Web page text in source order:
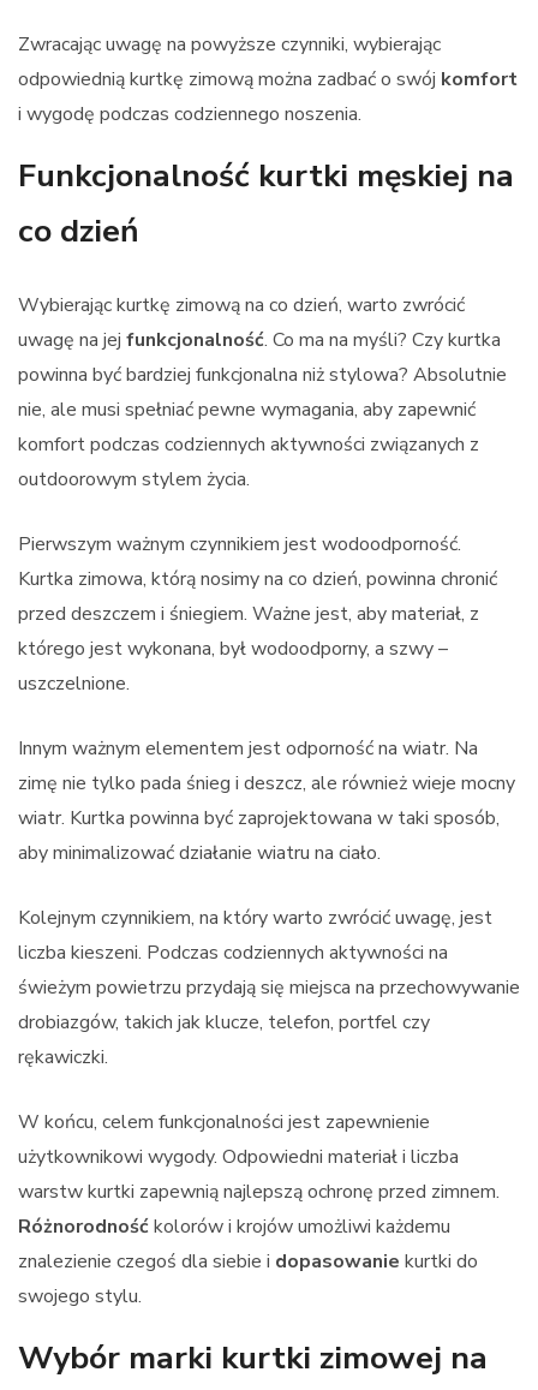
Zwracając uwagę na powyższe czynniki, wybierając
odpowiednią kurtkę zimową można zadbać o swój komfort
i wygodę podczas codziennego noszenia.
Funkcjonalność kurtki męskiej na
co dzień
Wybierając kurtkę zimową na co dzień, warto zwrócić
uwagę na jej funkcjonalność. Co ma na myśli? Czy kurtka
powinna być bardziej funkcjonalna niż stylowa? Absolutnie
nie, ale musi spełniać pewne wymagania, aby zapewnić
komfort podczas codziennych aktywności związanych z
outdoorowym stylem życia.
Pierwszym ważnym czynnikiem jest wodoodporność.
Kurtka zimowa, którą nosimy na co dzień, powinna chronić
przed deszczem i śniegiem. Ważne jest, aby materiał, z
którego jest wykonana, był wodoodporny, a szwy –
uszczelnione.
Innym ważnym elementem jest odporność na wiatr. Na
zimę nie tylko pada śnieg i deszcz, ale również wieje mocny
wiatr. Kurtka powinna być zaprojektowana w taki sposób,
aby minimalizować działanie wiatru na ciało.
Kolejnym czynnikiem, na który warto zwrócić uwagę, jest
liczba kieszeni. Podczas codziennych aktywności na
świeżym powietrzu przydają się miejsca na przechowywanie
drobiazgów, takich jak klucze, telefon, portfel czy
rękawiczki.
W końcu, celem funkcjonalności jest zapewnienie
użytkownikowi wygody. Odpowiedni materiał i liczba
warstw kurtki zapewnią najlepszą ochronę przed zimnem.
Różnorodnośćkolorów i krojów umożliwi każdemu
znalezienie czegoś dla siebie i dopasowanie kurtki do
swojego stylu.
Wybór marki kurtki zimowej na